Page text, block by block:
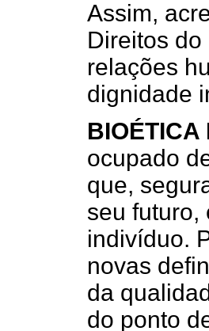
Assim,
Direitos
relações
dignidade
BIOÉTICA
ocupado
que,
seu futuro,
indivíduo.
novas
da
do ponto